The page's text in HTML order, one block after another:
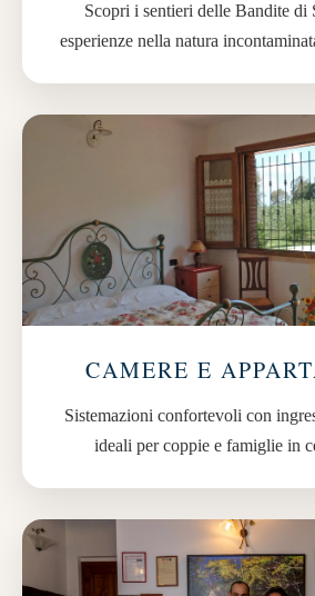
Scopri i sentieri delle Bandite di
esperienze nella natura
CAMERE E
Sistemazioni confortevoli con
ideali per coppie e famiglie in